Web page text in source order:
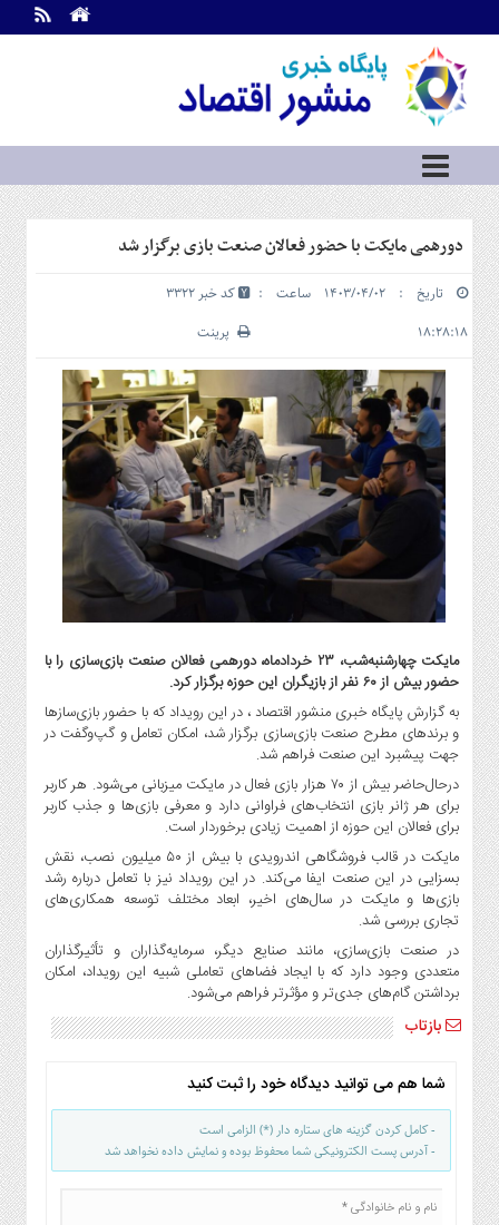
اطلاعات
تماس
ما
درباره
ما
سرویس
ها
بازار
سرمایه
و
بورس
مسکن
و
شهری
گاز
و
پتروشیمی
صنعت
و
خودرو
استارت
آپ
و
فن
آوری
بانک
،
بیمه
و
ارز
دیجیتال
کشاورزی
و
صنایع
غذایی
و
بین
الملل
روز
دورهمی مایکت با حضور فعالان صنعت بازی برگزار شد
تاریخ : ۱۴۰۳/۰۴/۰۲ ساعت :
۱۸:۲۸:۱۸
کد خبر 3322
پرینت
مایکت چهارشنبه‌شب، ۲۳ خردادماه، دورهمی فعالان صنعت بازی‌سازی را با
حضور بیش از ۶۰ نفر از بازیگران این حوزه برگزار کرد.
به گزارش پایگاه خبری منشور اقتصاد ، در این رویداد که با حضور بازی‌سازها
و برندهای مطرح صنعت بازی‌سازی برگزار شد، امکان تعامل و گپ‌وگفت‌ در
جهت پیشبرد این صنعت فراهم شد.
درحال‌حاضر بیش از ۷۰ هزار بازی فعال در مایکت میزبانی می‌شود. هر کاربر
برای هر ژانر بازی انتخاب‌های فراوانی دارد و معرفی بازی‌ها و جذب کاربر
برای فعالان این حوزه از اهمیت زیادی برخوردار است.
مایکت در قالب فروشگاهی اندرویدی با بیش از ۵۰ میلیون نصب، نقش
بسزایی در این صنعت ایفا می‌کند. در این رویداد نیز با تعامل درباره رشد
بازی‌ها و مایکت در سال‌های اخیر، ابعاد مختلف توسعه همکاری‌های
تجاری بررسی شد.
در صنعت بازی‌سازی، مانند صنایع دیگر، سرمایه‌گذاران و تأثیرگذاران
متعددی وجود دارد که با ایجاد فضاهای تعاملی شبیه این رویداد، امکان
برداشتن گام‌های جدی‌تر و مؤثرتر فراهم می‌شود.
بازتاب
شما هم می توانید دیدگاه خود را ثبت کنید
- کامل کردن گزینه های ستاره دار (*) الزامی است
- آدرس پست الکترونیکی شما محفوظ بوده و نمایش داده نخواهد شد